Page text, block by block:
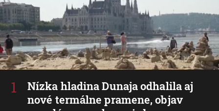
Nízka hladina Dunaja odhalila aj
nové termálne pramene, objav